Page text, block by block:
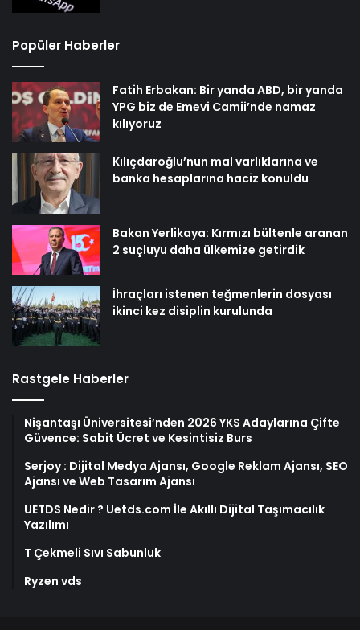
Popüler Haberler
Fatih Erbakan: Bir yanda ABD, bir yanda
YPG biz de Emevi Camii’nde namaz
kılıyoruz
Kılıçdaroğlu’nun mal varlıklarına ve
banka hesaplarına haciz konuldu
Bakan Yerlikaya: Kırmızı bültenle aranan
2 suçluyu daha ülkemize getirdik
İhraçları istenen teğmenlerin dosyası
ikinci kez disiplin kurulunda
Rastgele Haberler
Nişantaşı Üniversitesi’nden 2026 YKS Adaylarına Çifte
Güvence: Sabit Ücret ve Kesintisiz Burs
Serjoy : Dijital Medya Ajansı, Google Reklam Ajansı, SEO
Ajansı ve Web Tasarım Ajansı
UETDS Nedir ? Uetds.com İle Akıllı Dijital Taşımacılık
Yazılımı
T Çekmeli Sıvı Sabunluk
Ryzen vds